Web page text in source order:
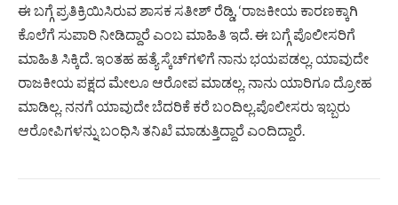
ಈ ಬಗ್ಗೆ ಪ್ರತಿಕ್ರಿಯಿಸಿರುವ ಶಾಸಕ ಸತೀಶ್ ರೆಡ್ಡಿ, ‘ರಾಜಕೀಯ ಕಾರಣಕ್ಕಾಗಿ
ಕೊಲೆಗೆ ಸುಪಾರಿ ನೀಡಿದ್ದಾರೆ ಎಂಬ ಮಾಹಿತಿ ಇದೆ. ಈ ಬಗ್ಗೆ ಪೊಲೀಸರಿಗೆ
ಮಾಹಿತಿ ಸಿಕ್ಕಿದೆ. ಇಂತಹ ಹತ್ಯೆ ಸ್ಕೆಚ್​ಗಳಿಗೆ ನಾನು ಭಯಪಡಲ್ಲ. ಯಾವುದೇ
ರಾಜಕೀಯ ಪಕ್ಷದ ಮೇಲೂ ಆರೋಪ ಮಾಡಲ್ಲ. ನಾನು ಯಾರಿಗೂ ದ್ರೋಹ
ಮಾಡಿಲ್ಲ. ನನಗೆ ಯಾವುದೇ ಬೆದರಿಕೆ ಕರೆ ಬಂದಿಲ್ಲ.ಪೊಲೀಸರು ಇಬ್ಬರು
ಆರೋಪಿಗಳನ್ನು ಬಂಧಿಸಿ ತನಿಖೆ ಮಾಡುತ್ತಿದ್ದಾರೆ ಎಂದಿದ್ದಾರೆ.